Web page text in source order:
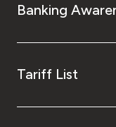
Banking
Tariff List